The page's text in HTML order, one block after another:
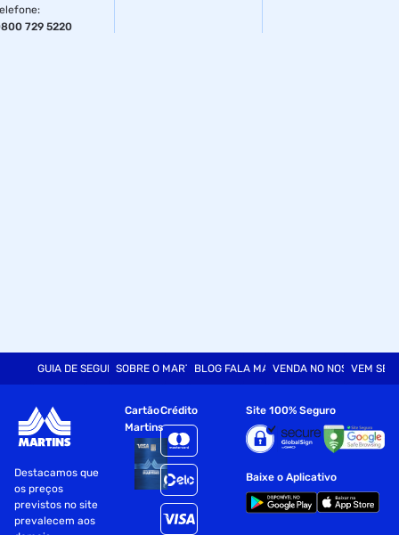
:
729 5220
GUIA DE SEGURANÇASOBRE O MARTINSBLOG FALA MARTVENDA NO NOSSO SITE
VEM SER
Destacamos que
os preços
previstos no site
prevalecem aos
Cartão
Martins
Crédito Site 100% Seguro
Baixe o Aplicativo